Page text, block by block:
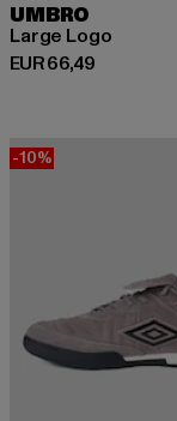
UMBRO
Large Logo
EUR 66,49
Derzeitiger Preis:
-10%